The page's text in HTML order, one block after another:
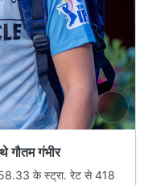
गौतम गंभीर
के स्ट्रा. रेट से 418